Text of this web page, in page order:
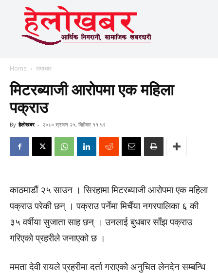
Home समाचार
मिटरब्याजी आरोपमा एक महिला
पक्राउ
By हेलाेखबर - २०८० श्रावण २५, बिहीबार ११:५९
काठमाडौं २५ साउन । सिरहामा मिटरब्याजी आरोपमा एक महिला
पक्राउ परेकी छन् । पक्राउ पर्नेमा मिर्चैया नगरपालिका ६ की
३५ वर्षीया सुजाता साह छन् । उनलाई बुधबार साँझ पक्राउ
गरिएको प्रहरीले जनाएको छ ।
ममता देवी रायले प्रहरीमा दर्ता गराएको अनुचित लेनदेन सम्बन्धि